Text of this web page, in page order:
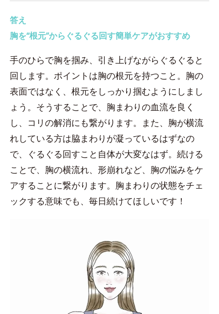
答え
胸を“根元”からぐるぐる回す簡単ケアがおすすめ
手のひらで胸を掴み、引き上げながらぐるぐると
回します。ポイントは胸の根元を持つこと。胸の
表面ではなく、根元をしっかり掴むようにしまし
ょう。そうすることで、胸まわりの血流を良く
し、コリの解消にも繋がります。また、胸が横流
れしている方は脇まわりが凝っているはずなの
で、ぐるぐる回すこと自体が大変なはず。続ける
ことで、胸の横流れ、形崩れなど、胸の悩みをケ
アすることに繋がります。胸まわりの状態をチェ
ックする意味でも、毎日続けてほしいです！